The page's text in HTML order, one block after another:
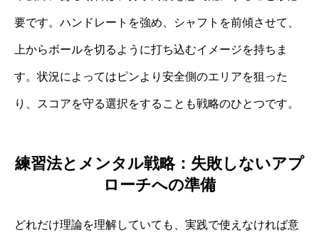
要です。ハンドレートを強め、シャフトを前傾させて、
上からボールを切るように打ち込むイメージを持ちま
す。状況によってはピンより安全側のエリアを狙った
り、スコアを守る選択をすることも戦略のひとつです。
練習法とメンタル戦略：失敗しないアプ
ローチへの準備
どれだけ理論を理解していても、実践で使えなければ意